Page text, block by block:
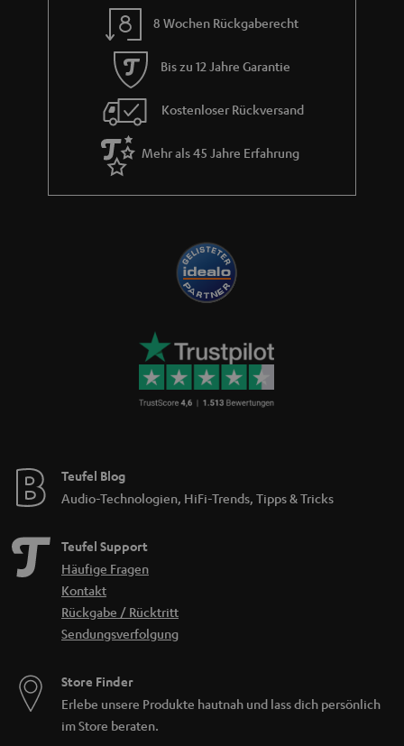
8 Wochen Rückgaberecht
Bis zu 12 Jahre Garantie
Kostenloser Rückversand
Mehr als 45 Jahre Erfahrung
Teufel Blog
Audio-Technologien, HiFi-Trends, Tipps & Tricks
Teufel Support
Häufige Fragen
Kontakt
Rückgabe / Rücktritt
Sendungsverfolgung
Store Finder
Erlebe unsere Produkte hautnah und lass dich persönlich
im Store beraten.